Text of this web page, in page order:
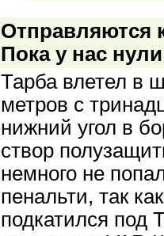
Отправляются
Пока у нас
Тарба влетел в
метров с
нижний угол в
створ
немного не
пенальти, так
подкатился под